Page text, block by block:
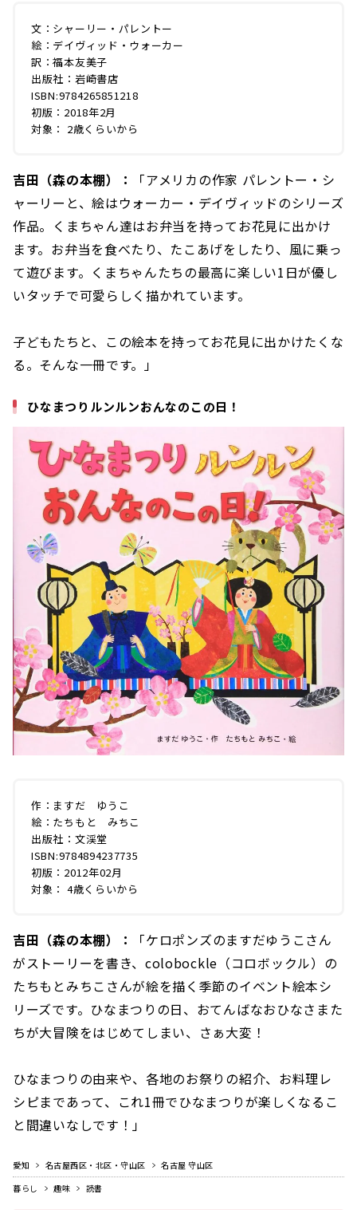
文：シャーリー・パレントー
絵：デイヴィッド・ウォーカー
訳：福本友美子
出版社：岩崎書店
ISBN:9784265851218
初版：2018年2月
対象： 2歳くらいから
吉田（森の本棚）：
「アメリカの作家 パレントー・シ
ャーリーと、絵はウォーカー・デイヴィッドのシリーズ
作品。くまちゃん達はお弁当を持ってお花見に出かけ
ます。お弁当を食べたり、たこあげをしたり、風に乗っ
て遊びます。くまちゃんたちの最高に楽しい1日が優し
いタッチで可愛らしく描かれています。
子どもたちと、この絵本を持ってお花見に出かけたくな
る。そんな一冊です。」
ひなまつりルンルンおんなのこの日！
作：ますだ ゆうこ
絵：たちもと みちこ
出版社：文渓堂
ISBN:9784894237735
初版：2012年02月
対象： 4歳くらいから
吉田（森の本棚）：
「ケロポンズのますだゆうこさん
がストーリーを書き、colobockle（コロボックル）の
たちもとみちこさんが絵を描く季節のイベント絵本シ
リーズです。ひなまつりの日、おてんばなおひなさまた
ちが大冒険をはじめてしまい、さぁ大変！
ひなまつりの由来や、各地のお祭りの紹介、お料理レ
シピまであって、これ1冊でひなまつりが楽しくなるこ
と間違いなしです！」
愛知 名古屋西区・北区・守山区
名古屋 守山区
暮らし
趣味 読書